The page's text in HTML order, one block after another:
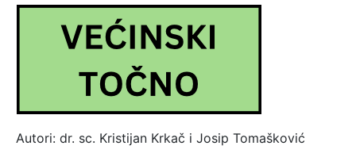
Autori: dr. sc. Kristijan Krkač i Josip Tomašković